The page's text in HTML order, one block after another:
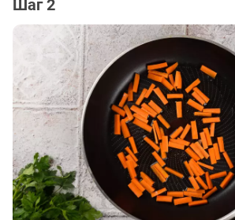
Шаг 2